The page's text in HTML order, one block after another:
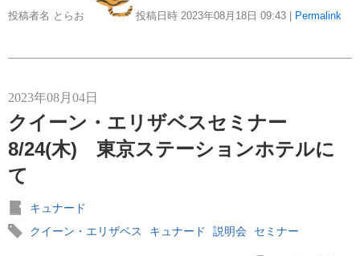
投稿者名 とらお 投稿日時 2023年08月18日 09:43 | Permalink
2023年08月04日
クイーン・エリザベスセミナー
8/24(木) 東京ステーションホテルに
て
キュナード
クイーン・エリザベス
キュナード 説明会 セミナー
現地情報
お知らせ
おすすめ情報
飛鳥Ⅲ
キュナード